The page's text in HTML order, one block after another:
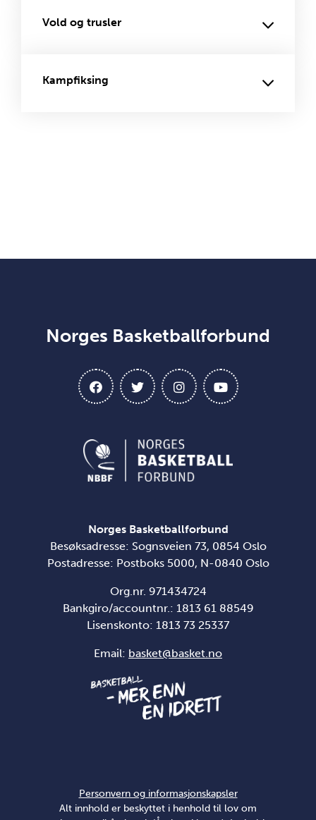
Vold og trusler
Kampfiksing
Norges Basketballforbund
Norges Basketballforbund
Besøksadresse: Sognsveien 73, 0854 Oslo
Postadresse: Postboks 5000, N-0840 Oslo
Org.nr. 971434724
Bankgiro/accountnr.: 1813 61 88549
Lisenskonto: 1813 73 25337
Email: basket@basket.no
Personvern og informasjonskapsler
Alt innhold er beskyttet i henhold til lov om